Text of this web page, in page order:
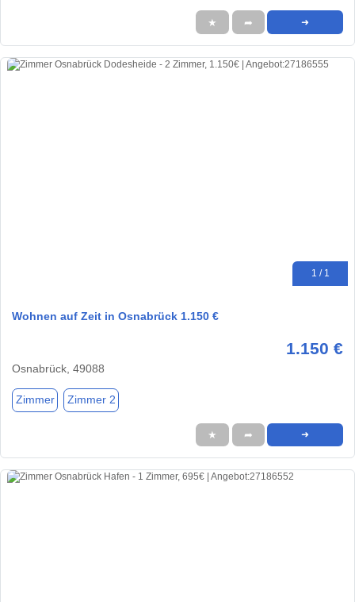
★ ➦ ➜
1 / 1
Wohnen auf Zeit in Osnabrück 1.150 €
1.150 €
Osnabrück, 49088
Zimmer Zimmer 2
★ ➦ ➜